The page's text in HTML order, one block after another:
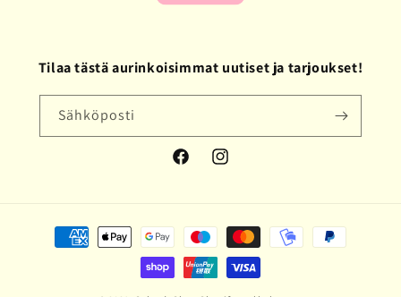
Tilaa tästä aurinkoisimmat uutiset ja tarjoukset!
Sähköposti
FacebookInstagram
Maksutavat